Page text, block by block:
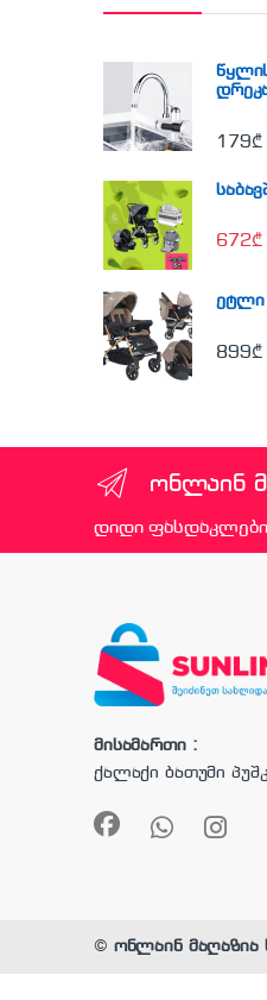
179₾
672₾
ეტლი
899₾
ონლაინ
დიდი
მისამართი :
ქალაქი ბათუმი
© ონლაინ მაღაზია